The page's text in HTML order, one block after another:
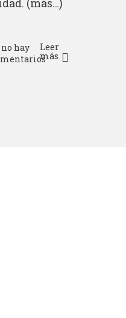
(más…)
no hay
Leer
más